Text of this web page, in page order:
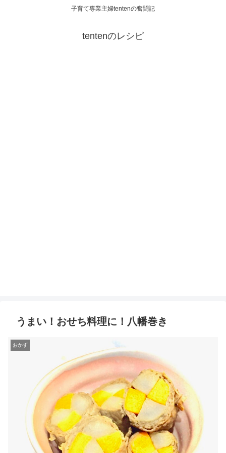
子育て専業主婦tentenの奮闘記
tentenのレシピ
うまい！おせち料理に！八幡巻き
おかず